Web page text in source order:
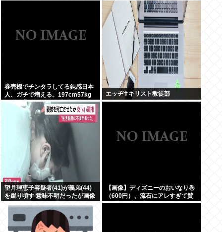
券売機でチンタラしてる鈍感日本
人、ガチで増える。197cm57kg
の俺が背後5cmまで接近してるの
に急ぎもしない件。
エッヂ✝️キリスト教徒部
望月理恵子容疑者(41)が義弟(44)
を蹴り頃す 意味不明だったが画像
みて納得
【画像】ディズニーのおいなり巻
（600円）、流石にアレすぎて賛
否両論の大炎上をしてしまうw w